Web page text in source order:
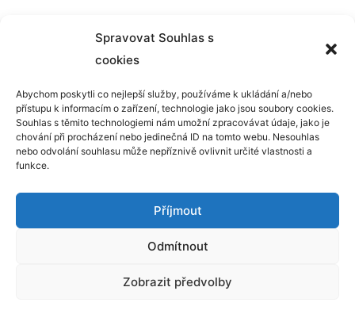
Spravovat Souhlas s
cookies
Abychom poskytli co nejlepší služby, používáme k ukládání a/nebo
přístupu k informacím o zařízení, technologie jako jsou soubory cookies.
Souhlas s těmito technologiemi nám umožní zpracovávat údaje, jako je
chování při procházení nebo jedinečná ID na tomto webu. Nesouhlas
nebo odvolání souhlasu může nepříznivě ovlivnit určité vlastnosti a
funkce.
Příjmout
Odmítnout
Zobrazit předvolby
Kontakt
GDPR
Astra WordPress